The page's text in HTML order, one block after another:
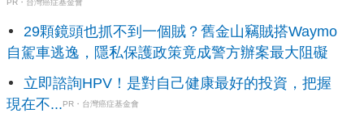
PR・台灣癌症基金會
29顆鏡頭也抓不到一個賊？舊金山竊賊搭Waymo
自駕車逃逸，隱私保護政策竟成警方辦案最大阻礙
立即諮詢HPV！是對自己健康最好的投資，把握
現在不... PR・台灣癌症基金會